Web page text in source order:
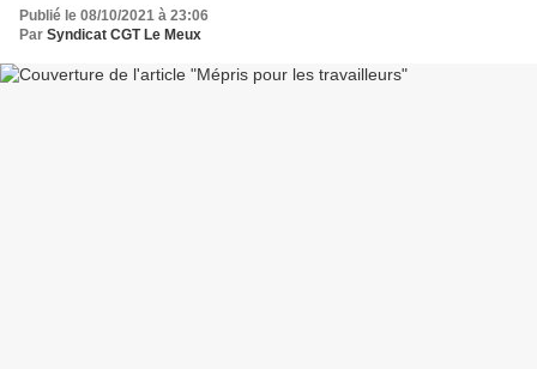
Publié le 08/10/2021 à 23:06
Par Syndicat CGT Le Meux